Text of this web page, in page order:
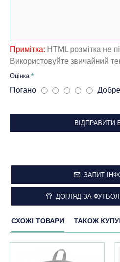
Примітка: HTML розмітка не
Використовуйте звичайний
Оцінка
Погано Добре
ВІДПРАВИТИ
ЗАПИТ
ДОГЛЯД ЗА
СХОЖІ ТОВАРИ ТАКОЖ